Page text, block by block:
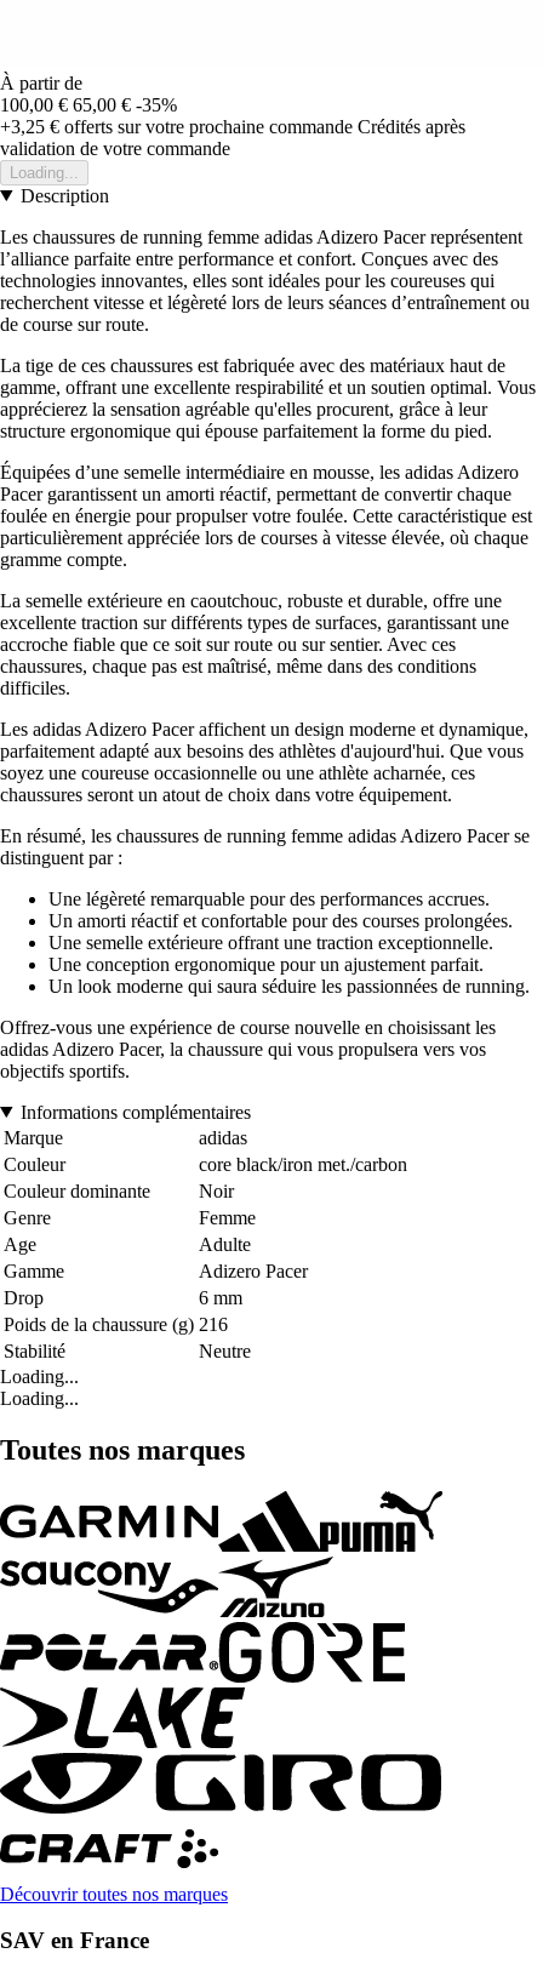
À partir de
100,00 € 65,00 € -35%
+3,25 € offerts sur votre prochaine commande Crédités après
validation de votre commande
Loading...
Description
Les chaussures de running femme adidas Adizero Pacer représentent
l’alliance parfaite entre performance et confort. Conçues avec des
technologies innovantes, elles sont idéales pour les coureuses qui
recherchent vitesse et légèreté lors de leurs séances d’entraînement ou
de course sur route.
La tige de ces chaussures est fabriquée avec des matériaux haut de
gamme, offrant une excellente respirabilité et un soutien optimal. Vous
apprécierez la sensation agréable qu'elles procurent, grâce à leur
structure ergonomique qui épouse parfaitement la forme du pied.
Équipées d’une semelle intermédiaire en mousse, les adidas Adizero
Pacer garantissent un amorti réactif, permettant de convertir chaque
foulée en énergie pour propulser votre foulée. Cette caractéristique est
particulièrement appréciée lors de courses à vitesse élevée, où chaque
gramme compte.
La semelle extérieure en caoutchouc, robuste et durable, offre une
excellente traction sur différents types de surfaces, garantissant une
accroche fiable que ce soit sur route ou sur sentier. Avec ces
chaussures, chaque pas est maîtrisé, même dans des conditions
difficiles.
Les adidas Adizero Pacer affichent un design moderne et dynamique,
parfaitement adapté aux besoins des athlètes d'aujourd'hui. Que vous
soyez une coureuse occasionnelle ou une athlète acharnée, ces
chaussures seront un atout de choix dans votre équipement.
En résumé, les chaussures de running femme adidas Adizero Pacer se
distinguent par :
Une légèreté remarquable pour des performances accrues.
Un amorti réactif et confortable pour des courses prolongées.
Une semelle extérieure offrant une traction exceptionnelle.
Une conception ergonomique pour un ajustement parfait.
Un look moderne qui saura séduire les passionnées de running.
Offrez-vous une expérience de course nouvelle en choisissant les
adidas Adizero Pacer, la chaussure qui vous propulsera vers vos
objectifs sportifs.
Informations complémentaires
Marque
adidas
Couleur
core black/iron met./carbon
Couleur dominante
Noir
Genre
Femme
Age
Adulte
Gamme
Adizero Pacer
Drop
6 mm
Poids de la chaussure (g) 216
Stabilité
Neutre
Loading...
Loading...
Toutes nos marques
Découvrir toutes nos marques
SAV en France